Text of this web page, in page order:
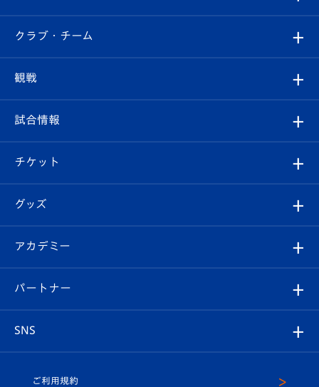
すべて
クラブ
試合情報
チケット
イベント
メディア
ホームタウン
クラブ・チーム
クラブ概要
エンブレム紹介
スタッフプロフィール
マスコット紹介
観戦
観戦ルール
はじめての観戦ガイド
Revive Team
ヴィヴィくんの長崎おもてなしガイド
試合情報
試合日程/結果
フォトギャラリー
スタジアムグルメ
チケット
チケット
V-LOVERS（ファンクラブ）
プレイヤーズスイート
グッズ
オンラインショップ
店舗情報
アカデミー
育成からのお知らせ
U-18
パートナー
SNS
ご利用規約